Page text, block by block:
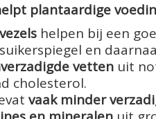
plantaardige
helpen bij een
en
vetten uit
cholesterol.
vaak minder